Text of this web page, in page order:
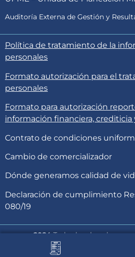
Auditoría Externa de Gestión y
Política de tratamiento de la
personales
Formato autorización para el
personales
Formato para autorización
información financiera, crediticia
Contrato de condiciones
Cambio de comercializador
Dónde generamos calidad de
Declaración de cumplimiento
080/19
2024Todos los derechos